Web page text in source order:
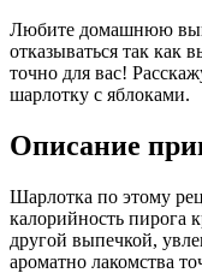
Любите домашнюю
отказываться так как
точно для вас!
шарлотку с яблоками.
Описание
Шарлотка по этому
калорийность пирога
другой выпечкой,
ароматно лакомства